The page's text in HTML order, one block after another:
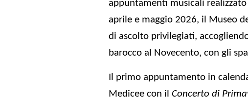
appuntamenti musicali
aprile e maggio 2026, il Museo
di ascolto privilegiati,
barocco al Novecento, con gli
Il primo appuntamento in
Medicee con il Concerto di